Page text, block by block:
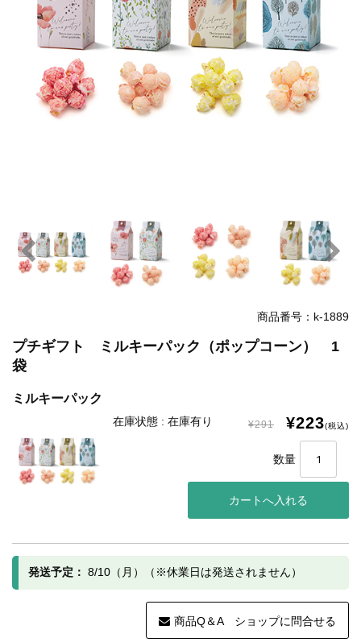
商品番号：k-1889
プチギフト ミルキーパック（ポップコーン） 1
袋
ミルキーパック
在庫状態 : 在庫有り ¥291 ¥223(税込)
数量
発送予定： 8/10（月）（※休業日は発送されません）
商品Q＆A ショップに問合せる